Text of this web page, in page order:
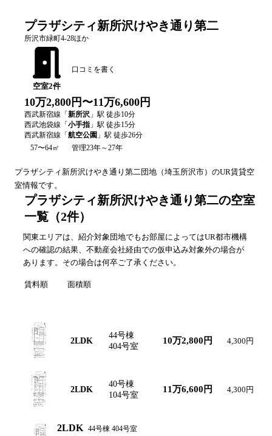
プラザシティ新所沢けやき通り第二
所沢市緑町4-28ほか
空室2件
口コミを書く
10万2,800円〜11万6,600円
西武新宿線 「 新所沢 」駅 徒歩10分
西武池袋線 「 小手指 」駅 徒歩15分
西武新宿線 「 航空公園 」駅 徒歩26分
57〜64㎡
管理23年～27年
プラザシティ新所沢けやき通り第二団地（埼玉所沢市）のUR賃貸空
室情報です。
プラザシティ新所沢けやき通り第二の空室
一覧 （2件）
関東エリアは、紹介対象団地でもお部屋によってはUR都市機構
への確認の結果、不動産会社経由での仮申込み対象外の場合が
あります。その場合は何卒ご了承ください。
賃料順 面積順
2LDK
44号棟
404号室
10万2,800円 4,300円
2LDK
40号棟
104号室
11万6,600円 4,300円
2LDK 44号棟 404号室